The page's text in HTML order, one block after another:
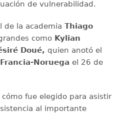
de vulnerabilidad.
de la academia Thiago
como Kylian
Doué, quien anotó el
Francia-Noruega el 26 de
fue elegido para asistir
al importante